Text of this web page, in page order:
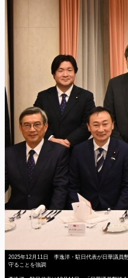
2025年12月11日 李逸洋・駐日代表が日華議員
守ることを強調